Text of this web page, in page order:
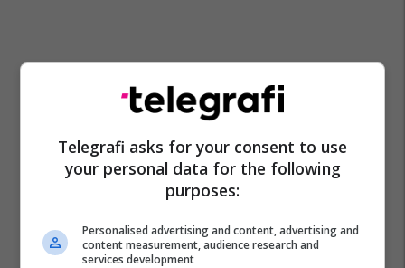
Paul Scholes Roy Keane
Bobby Charlton
Denis Irwin
Peter Schmeichel
Man Utd
Rio Ferdinand
Bryan Robson
Telegrafi asks for your consent to use
your personal data for the following
purposes:
Personalised advertising and content, advertising and
content measurement, audience research and
services development